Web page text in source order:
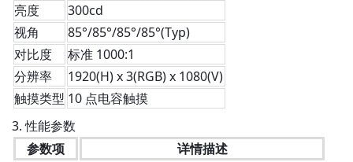
亮度
300cd
视角
85°/85°/85°/85°(Typ)
对比度
标准 1000:1
分辨率
1920(H) x 3(RGB) x 1080(V)
触摸类型 10 点电容触摸
3. 性能参数
参数项
详情描述